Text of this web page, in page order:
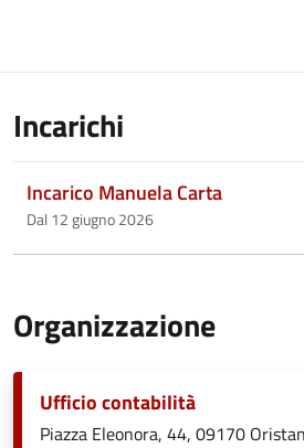
Incarichi
Incarico Manuela Carta
Dal 12 giugno 2026
Organizzazione
Ufficio contabilità
Piazza Eleonora, 44, 09170